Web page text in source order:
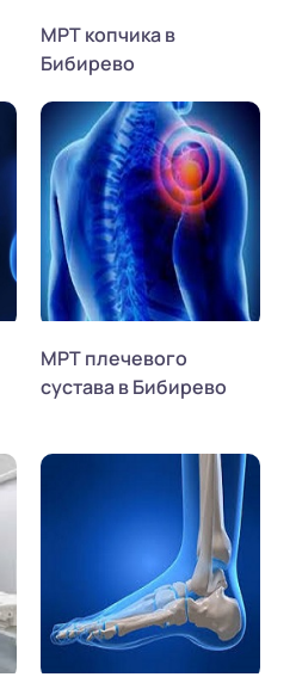
МРТ копчика в
Бибирево
МРТ плечевого
сустава в Бибирево